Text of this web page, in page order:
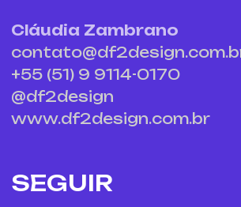
Cláudia Zambrano
+55 (51) 9 9114-0170
@df2design
www.df2design.com.br
SEGUIR